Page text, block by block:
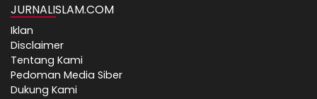
JURNALISLAM.COM
Iklan
Disclaimer
Tentang Kami
Pedoman Media Siber
Dukung Kami